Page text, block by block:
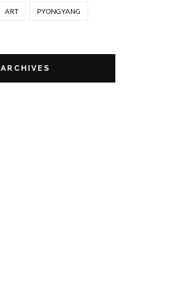
ART PYONGYANG
ARCHIVES